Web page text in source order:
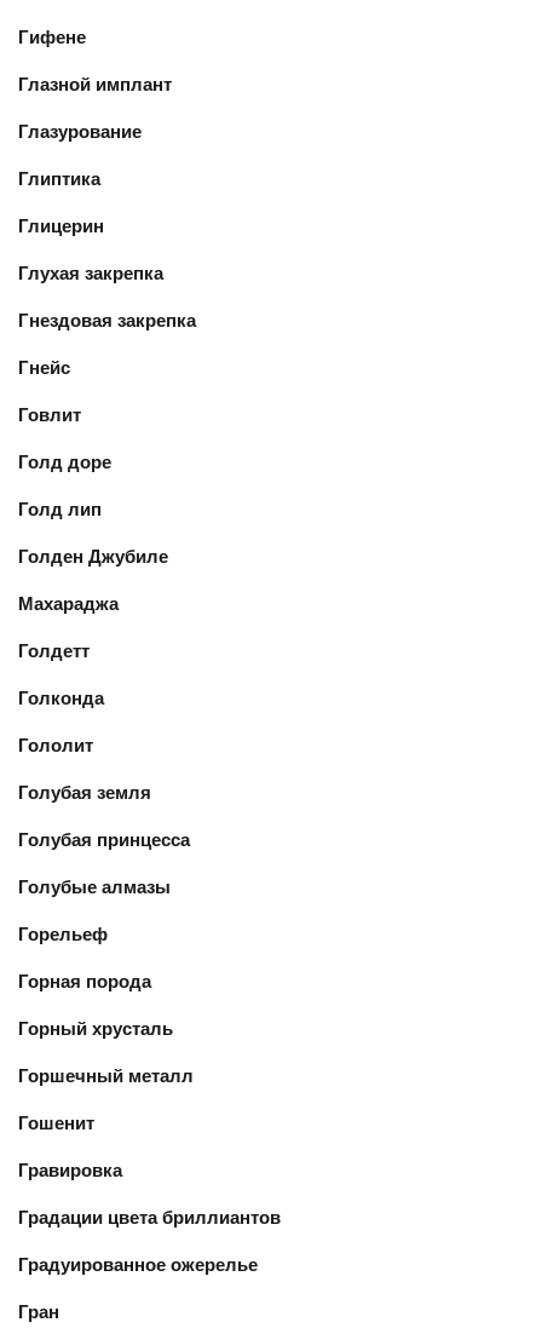
Гифене
Глазной имплант
Глазурование
Глиптика
Глицерин
Глухая закрепка
Гнездовая закрепка
Гнейс
Говлит
Голд доре
Голд лип
Голден Джубиле
Махараджа
Голдетт
Голконда
Гололит
Голубая земля
Голубая принцесса
Голубые алмазы
Горельеф
Горная порода
Горный хрусталь
Горшечный металл
Гошенит
Гравировка
Градации цвета бриллиантов
Градуированное ожерелье
Гран